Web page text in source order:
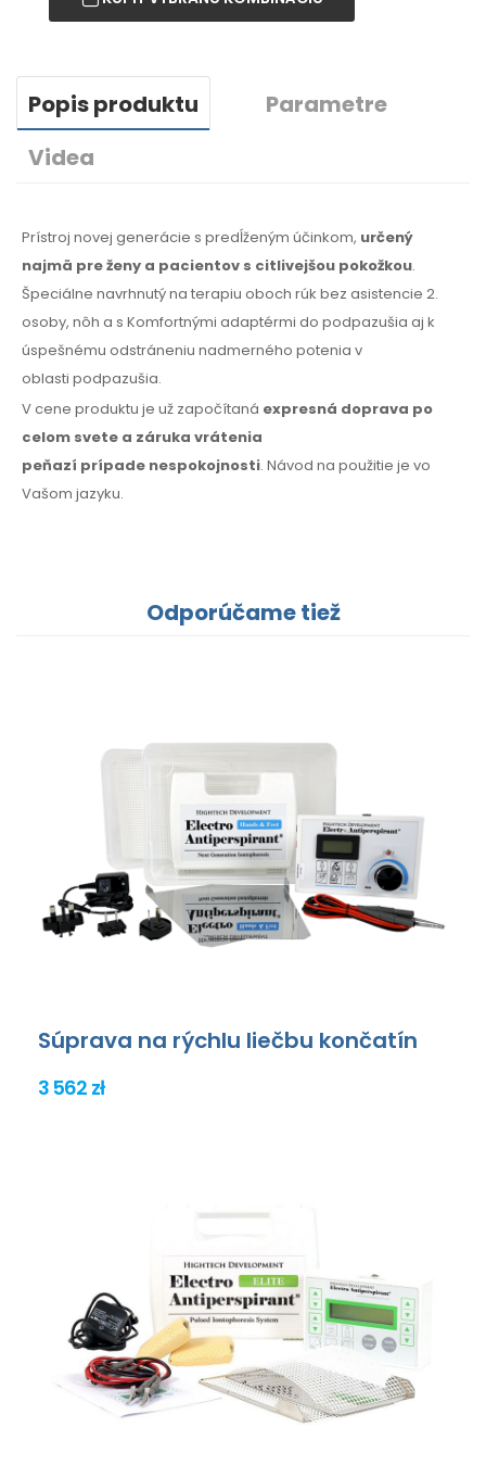
Popis produktu
Parametre
Videa
Prístroj novej generácie s predĺženým účinkom, určený
najmä pre ženy a pacientov s citlivejšou pokožkou.
Špeciálne navrhnutýna terapiu oboch rúk bez asistencie 2.
osoby, nôh a s Komfortnými adaptérmi do podpazušia aj k
úspešnému odstráneniu nadmerného potenia v
oblasti podpazušia.
V cene produktu je už započítaná expresná doprava po
celom svete a záruka vrátenia
peňazí prípade nespokojnosti. Návod na použitie je vo
Vašom jazyku.
Odporúčame tiež
Súprava na rýchlu liečbu končatín
3 562 zł